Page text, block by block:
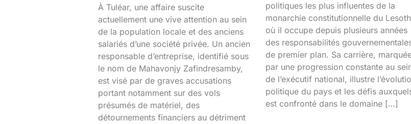
À Tuléar, une affaire suscite
actuellement une vive attention au sein
de la population locale et des anciens
salariés d’une société privée. Un ancien
responsable d’entreprise, identifié sous
le nom de Mahavonjy Zafindresamby,
est visé par de graves accusations
portant notamment sur des vols
présumés de matériel, des
détournements financiers au détriment
politiques les plus influentes de la
monarchie constitutionnelle du
où il occupe depuis plusieurs années
des responsabilités
de premier plan. Sa carrière,
par une progression constante au
de l’exécutif national, illustre
politique du pays et les défis
est confronté dans le domaine […]